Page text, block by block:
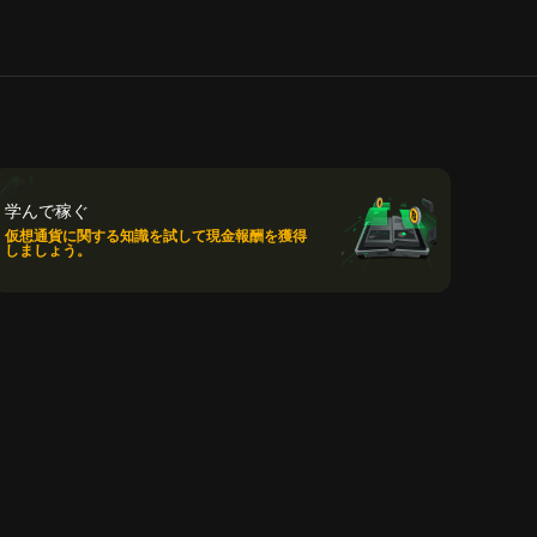
学んで稼ぐ
仮想通貨に関する知識を試して現金報酬を獲得
しましょう。